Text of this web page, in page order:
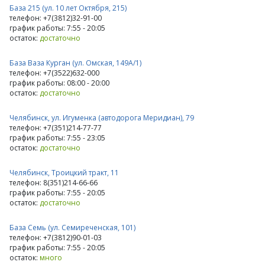
База 215 (ул. 10 лет Октября, 215)
телефон: +7(3812)32-91-00
график работы: 7:55 - 20:05
остаток: достаточно
База Ваза Курган (ул. Омская, 149А/1)
телефон: +7(3522)632-000
график работы: 08:00 - 20:00
остаток: достаточно
Челябинск, ул. Игуменка (автодорога Меридиан), 79
телефон: +7(351)214-77-77
график работы: 7:55 - 23:05
остаток: достаточно
Челябинск, Троицкий тракт, 11
телефон: 8(351)214-66-66
график работы: 7:55 - 20:05
остаток: достаточно
База Семь (ул. Семиреченская, 101)
телефон: +7(3812)90-01-03
график работы: 7:55 - 20:05
остаток: много